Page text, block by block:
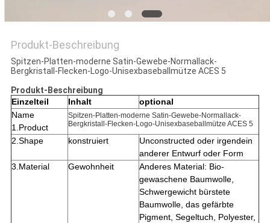
Produkt-Beschreibung
Spitzen-Platten-moderne Satin-Gewebe-Normallack-
Bergkristall-Flecken-Logo-Unisexbaseballmütze ACES 5
Produkt-Beschreibung
Einzelteil
Inhalt
optional
Name
1.Product
Spitzen-Platten-moderne Satin-Gewebe-Normallack-
Bergkristall-Flecken-Logo-Unisexbaseballmütze ACES 5
2.Shape konstruiert
Unconstructed oder irgendein
anderer Entwurf oder Form
3.Material
Gewohnheit
Anderes Material: Bio-
gewaschene Baumwolle,
Schwergewicht bürstete
Baumwolle, das gefärbte
Pigment, Segeltuch, Polyester,